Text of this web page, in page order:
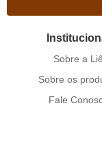
Sobre a Liê
Sobre os
Fale